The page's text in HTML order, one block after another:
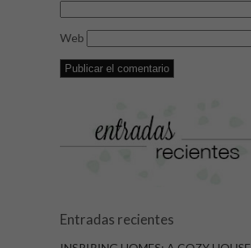
Web
Entradas recientes